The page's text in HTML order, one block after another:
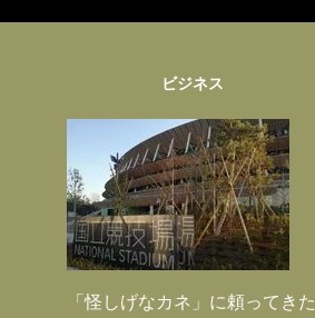
ビジネス
「怪しげなカネ」に頼ってきた